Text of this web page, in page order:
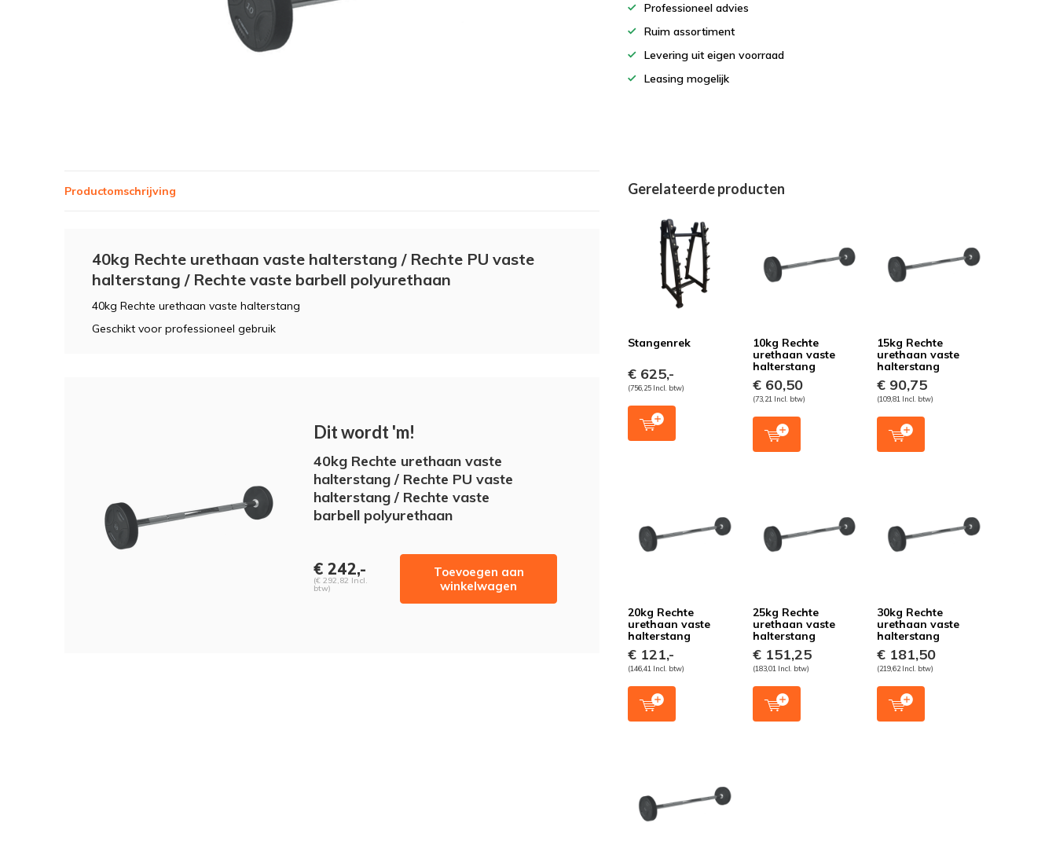
Professioneel advies
Ruim assortiment
Levering uit eigen voorraad
Leasing mogelijk
Productomschrijving
40kg Rechte urethaan vaste halterstang / Rechte PU vaste
halterstang / Rechte vaste barbell polyurethaan
40kg Rechte urethaan vaste halterstang
Geschikt voor professioneel gebruik
Dit wordt 'm!
40kg Rechte urethaan vaste
halterstang / Rechte PU vaste
halterstang / Rechte vaste
barbell polyurethaan
€ 242,-
(€ 292,82 Incl.
btw)
Toevoegen aan
winkelwagen
Gerelateerde producten
Stangenrek
€ 625,-
(756,25 Incl. btw)
10kg Rechte
urethaan vaste
halterstang
€ 60,50
(73,21 Incl. btw)
15kg Rechte
urethaan vaste
halterstang
€ 90,75
(109,81 Incl. btw)
20kg Rechte
urethaan vaste
halterstang
€ 121,-
(146,41 Incl. btw)
25kg Rechte
urethaan vaste
halterstang
€ 151,25
(183,01 Incl. btw)
30kg Rechte
urethaan vaste
halterstang
€ 181,50
(219,62 Incl. btw)